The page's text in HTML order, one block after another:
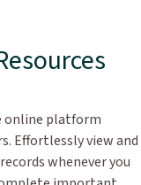
online platform
Effortlessly view and
whenever you